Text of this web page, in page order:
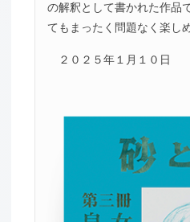
の解釈として書かれた作品
てもまったく問題なく楽し
２０２５年１月１０日